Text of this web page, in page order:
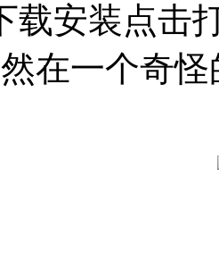
载安装点击
在一个奇